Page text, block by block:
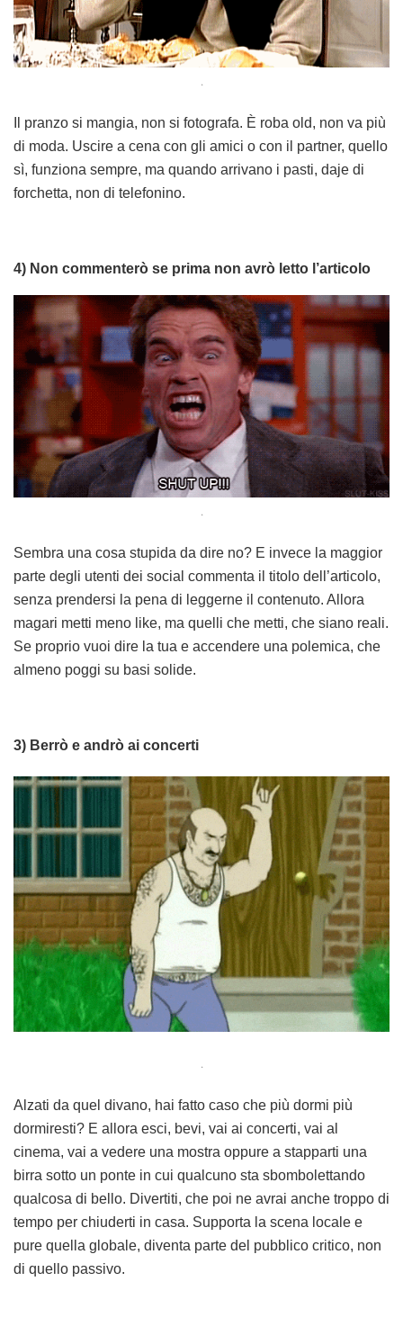
.
Il pranzo si mangia, non si fotografa. È roba old, non va più
di moda. Uscire a cena con gli amici o con il partner, quello
sì, funziona sempre, ma quando arrivano i pasti, daje di
forchetta, non di telefonino.
4) Non commenterò se prima non avrò letto l’articolo
.
Sembra una cosa stupida da dire no? E invece la maggior
parte degli utenti dei social commenta il titolo dell’articolo,
senza prendersi la pena di leggerne il contenuto. Allora
magari metti meno like, ma quelli che metti, che siano reali.
Se proprio vuoi dire la tua e accendere una polemica, che
almeno poggi su basi solide.
3) Berrò e andrò ai concerti
.
Alzati da quel divano, hai fatto caso che più dormi più
dormiresti? E allora esci, bevi, vai ai concerti, vai al
cinema, vai a vedere una mostra oppure a stapparti una
birra sotto un ponte in cui qualcuno sta sbombolettando
qualcosa di bello. Divertiti, che poi ne avrai anche troppo di
tempo per chiuderti in casa. Supporta la scena locale e
pure quella globale, diventa parte del pubblico critico, non
di quello passivo.